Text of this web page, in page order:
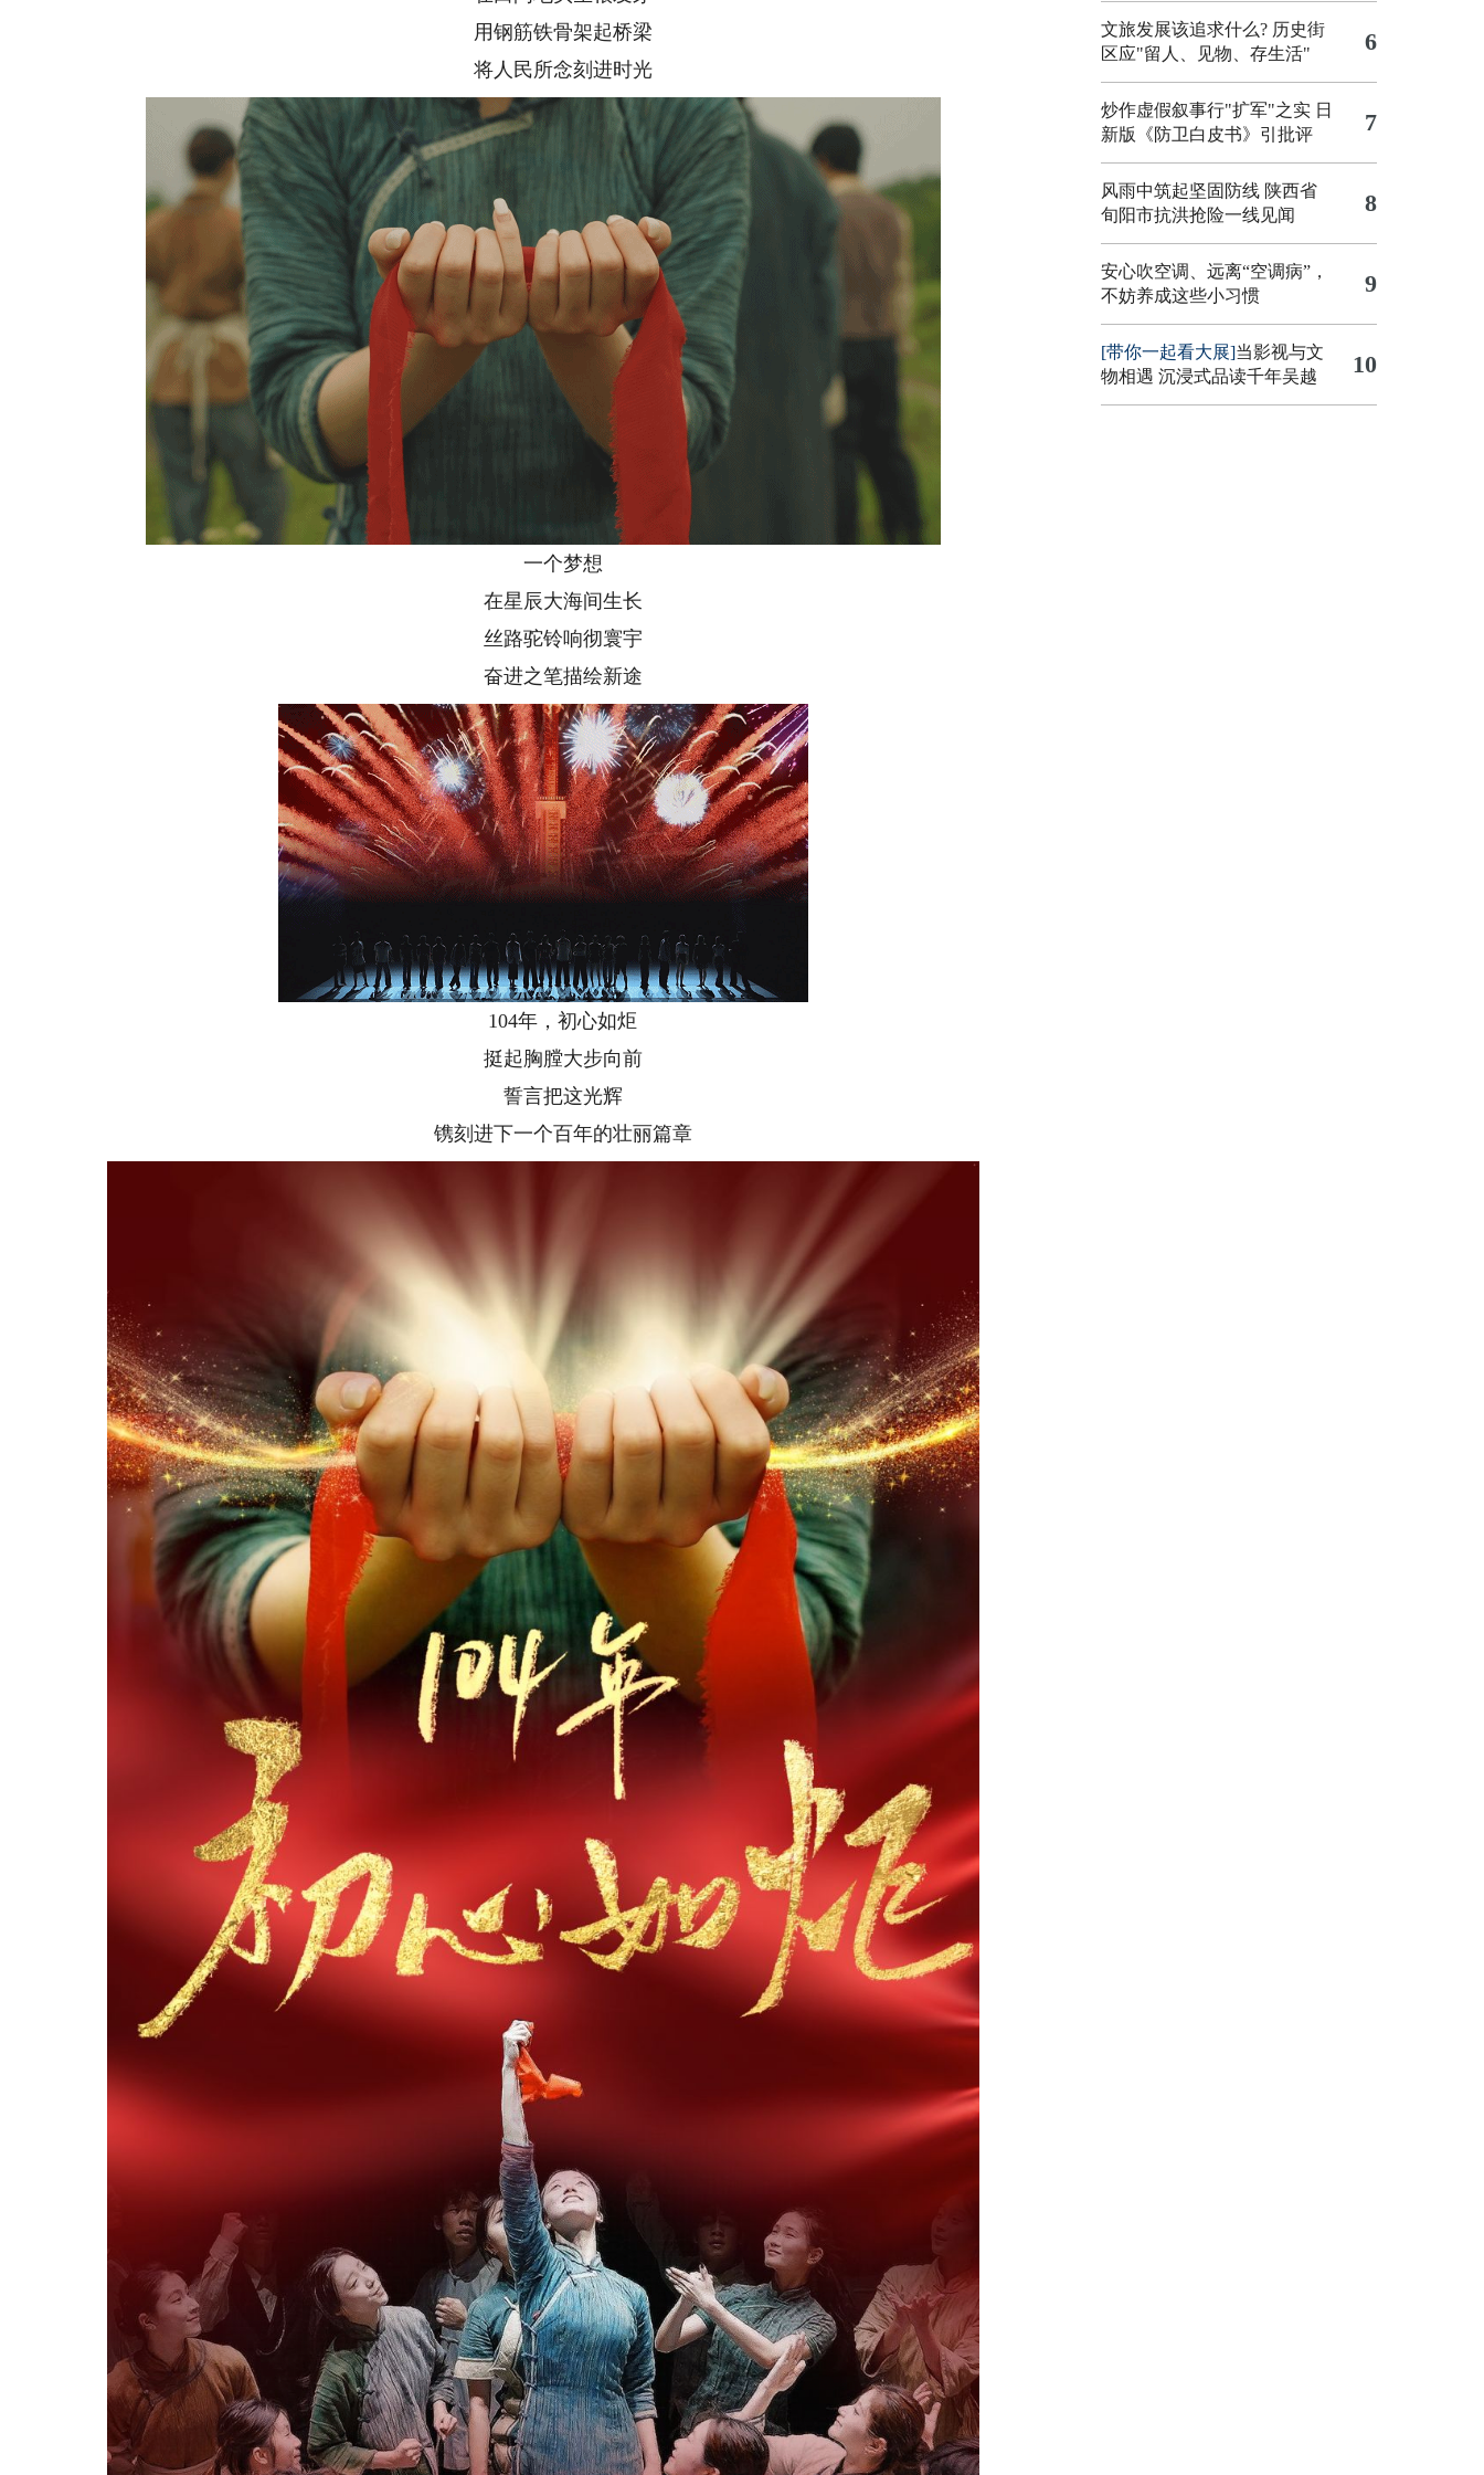
用钢筋铁骨架起桥梁
将人民所念刻进时光
一个梦想
在星辰大海间生长
丝路驼铃响彻寰宇
奋进之笔描绘新途
104年，初心如炬
挺起胸膛大步向前
誓言把这光辉
镌刻进下一个百年的壮丽篇章
文旅发展该追求什么? 历史街
区应"留人、见物、存生活"
6
炒作虚假叙事行"扩军"之实 日
新版《防卫白皮书》引批评
7
风雨中筑起坚固防线 陕西省
旬阳市抗洪抢险一线见闻
8
安心吹空调、远离“空调病”，
不妨养成这些小习惯
9
[带你一起看大展]当影视与文
物相遇 沉浸式品读千年吴越
10